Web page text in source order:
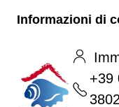
Informazioni di
+39